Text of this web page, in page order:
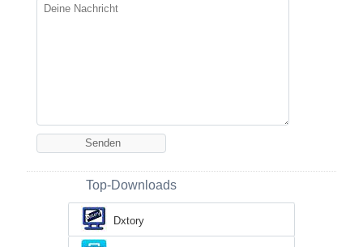
Top-Downloads
Dxtory